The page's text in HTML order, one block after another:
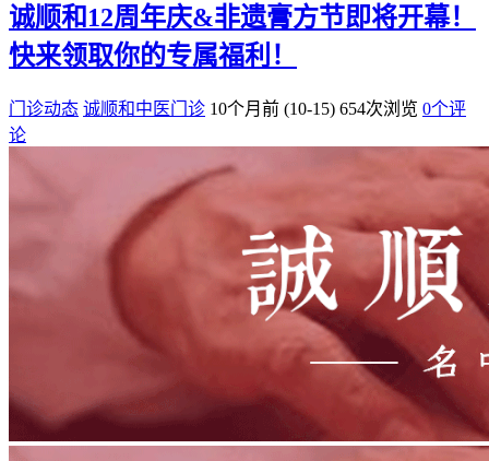
诚顺和12周年庆&非遗膏方节即将开幕！
快来领取你的专属福利！
门诊动态 诚顺和中医门诊 10个月前 (10-15) 654次浏览 0个评
论